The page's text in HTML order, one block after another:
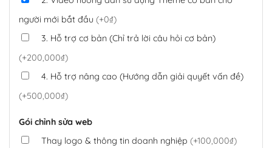
người mới bắt đầu (+0₫)
3. Hỗ trợ cơ bản (Chỉ trả lời câu hỏi cơ bản)
(+200,000₫)
4. Hỗ trợ nâng cao (Hướng dẫn giải quyết vấn đề)
(+500,000₫)
Gói chỉnh sửa web
Thay logo & thông tin doanh nghiệp (+100,000₫)